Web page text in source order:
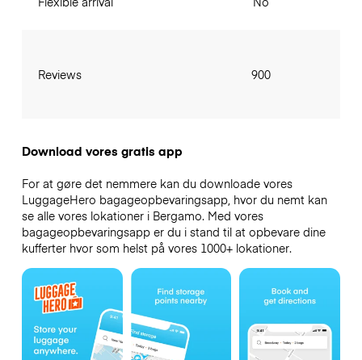
Reviews 900
Download vores gratis app
For at gøre det nemmere kan du downloade vores
LuggageHero bagageopbevaringsapp, hvor du nemt kan
se alle vores lokationer i Bergamo. Med vores
bagageopbevaringsapp er du i stand til at opbevare dine
kufferter hvor som helst på vores 1000+ lokationer.